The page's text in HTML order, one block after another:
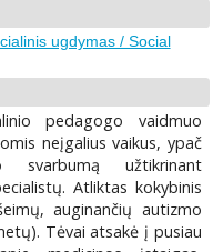
ugdymas / Social
pedagogo vaidmuo
neįgalius vaikus, ypač
svarbumą užtikrinant
Atliktas kokybinis
auginančių autizmo
Tėvai atsakė į pusiau